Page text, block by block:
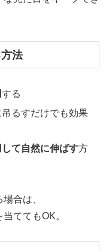
法
する
るすだけでも効果
て自然に伸ばす方
合は、
ててもOK。